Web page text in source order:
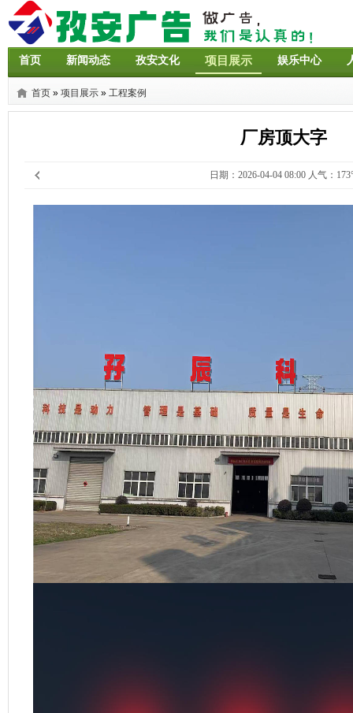
首页 新闻动态 孜安文化 项目展示 娱乐中心
首页 » 项目展示 » 工程案例
厂房顶大字
日期：2026-04-04 08:00 人气：